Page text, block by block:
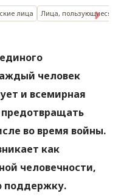
лица Лица, пользующиеся
человек
и всемирная
предотвращать
во время войны.
как
человечности,
поддержку.